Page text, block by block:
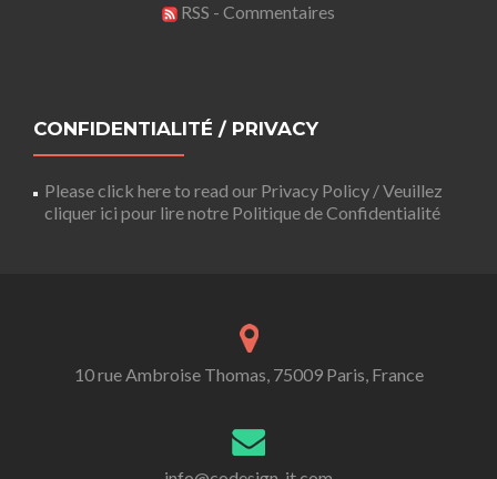
RSS - Commentaires
CONFIDENTIALITÉ / PRIVACY
Please click here to read our Privacy Policy / Veuillez
cliquer ici pour lire notre Politique de Confidentialité
10 rue Ambroise Thomas, 75009 Paris, France